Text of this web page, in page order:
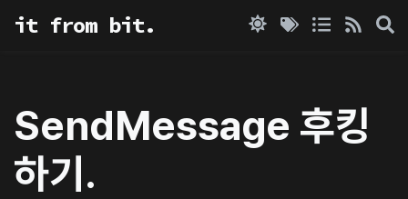
it from bit.
SendMessage 후킹
하기.